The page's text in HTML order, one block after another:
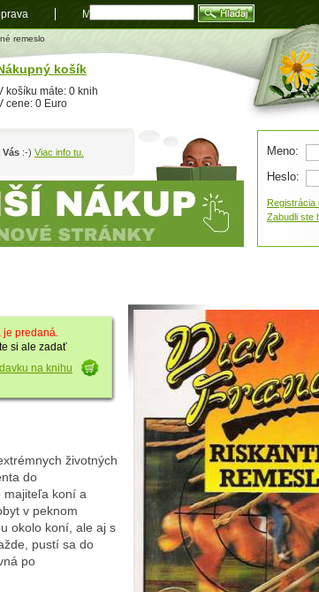
remeslo
je predaná.
si ale zadať
na knihu
životných
do
majiteľa koní a
v peknom
okolo koní, ale aj s
pustí sa do
po
:-) Viac info tu.
Meno:
Heslo:
Registrácia
Zabudli ste
košík
košíku máte: 0 knih
cene: 0 Euro
Mapa